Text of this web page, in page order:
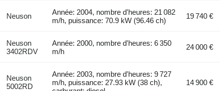
Neuson
Année: 2004, nombre d'heures: 21 082
m/h, puissance: 70.9 kW (96.46 ch)
19 740 €
Neuson
3402RDV
Année: 2000, nombre d'heures: 6 350
m/h
24 000 €
Neuson
5002RD
Année: 2003, nombre d'heures: 9 727
m/h, puissance: 27.93 kW (38 ch),
14 900 €